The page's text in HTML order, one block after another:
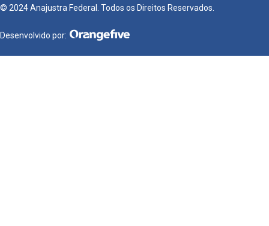
© 2024 Anajustra Federal. Todos os Direitos Reservados.
Desenvolvido por: